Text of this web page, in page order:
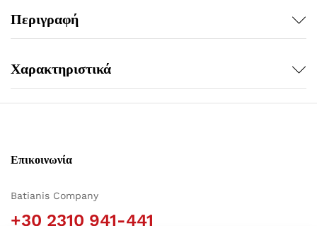
Περιγραφή
Χαρακτηριστικά
Επικοινωνία
Batianis Company
+30 2310 941-441